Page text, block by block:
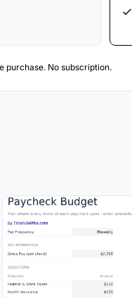
purchase. No subscription.